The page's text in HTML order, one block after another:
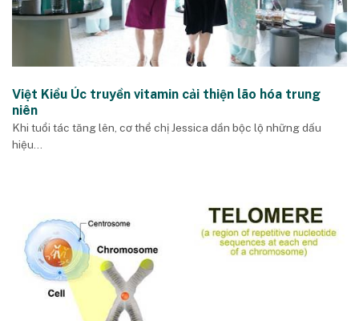
Việt Kiều Úc truyền vitamin cải thiện lão hóa trung
niên
Khi tuổi tác tăng lên, cơ thể chị Jessica dần bộc lộ những dấu
hiệu...